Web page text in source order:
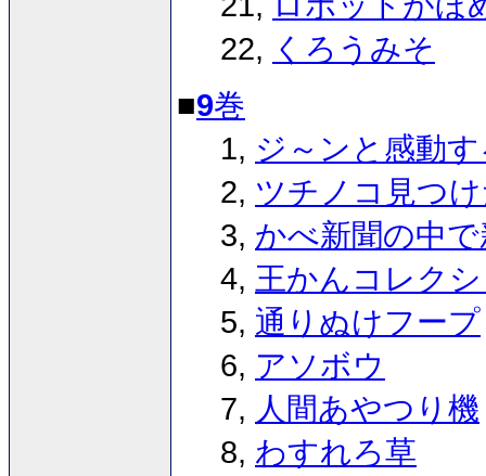
22, くろうみそ
■9巻
1, ジ～ンと感動
2, ツチノコ見つ
3, かべ新聞の中
4, 王かんコレク
5, 通りぬけフープ
6, アソボウ
7, 人間あやつり機
8, わすれろ草